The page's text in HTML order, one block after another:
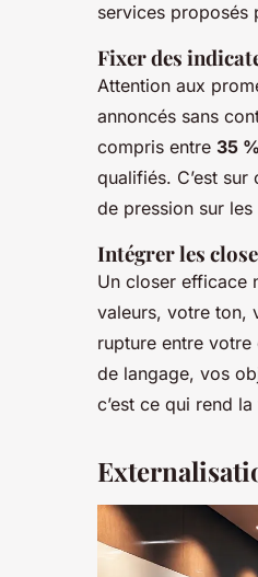
services proposés
Fixer des
Attention aux
annoncés sans
compris entre 35
qualifiés. C’est
de pression sur
Intégrer les
Un closer efficace
valeurs, votre ton,
rupture entre
de langage, vos
c’est ce qui rend la